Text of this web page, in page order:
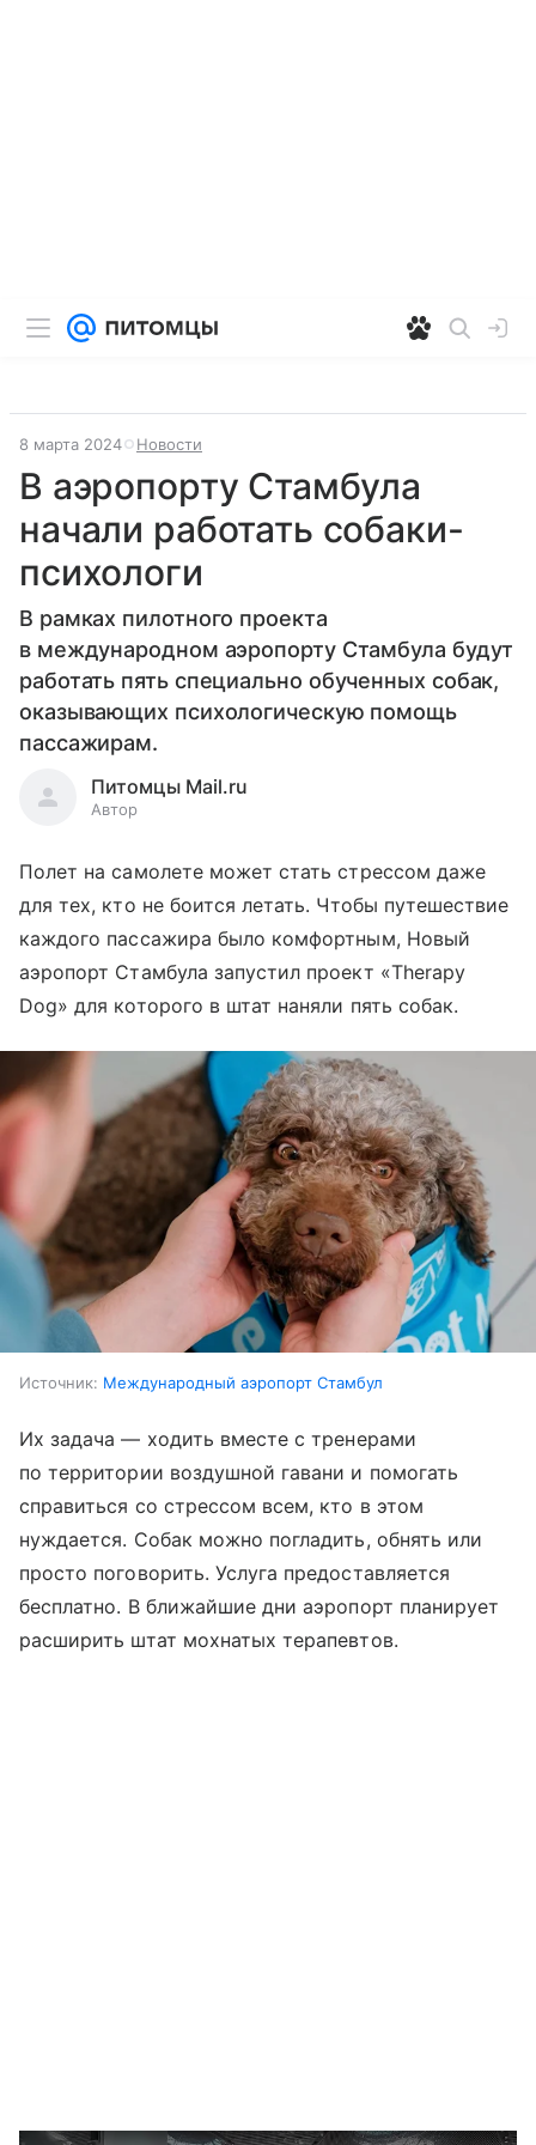
8 марта 2024 Новости
В аэропорту Стамбула
начали работать собаки-
психологи
В рамках пилотного проекта
в международном аэропорту Стамбула будут
работать пять специально обученных собак,
оказывающих психологическую помощь
пассажирам.
Питомцы Mail.ru
Автор
Полет на самолете может стать стрессом даже
для тех, кто не боится летать. Чтобы путешествие
каждого пассажира было комфортным, Новый
аэропорт Стамбула запустил проект «Therapy
Dog» для которого в штат наняли пять собак.
Источник: Международный аэропорт Стамбул
Их задача — ходить вместе с тренерами
по территории воздушной гавани и помогать
справиться со стрессом всем, кто в этом
нуждается. Собак можно погладить, обнять или
просто поговорить. Услуга предоставляется
бесплатно. В ближайшие дни аэропорт планирует
расширить штат мохнатых терапевтов.